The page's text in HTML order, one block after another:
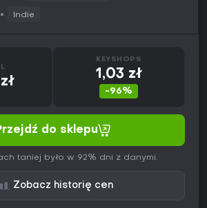
Indie
KEYSHOPS
1,03 zł
-96%
do sklepu
taniej było w 92% dni z danymi.
Zobacz historię cen